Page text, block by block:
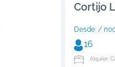
Cortijo
Desde /
16
Alquiler: